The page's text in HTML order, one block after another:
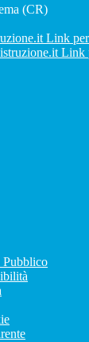
(CR)
Link
Link